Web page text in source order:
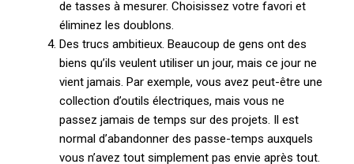
de tasses à mesurer. Choisissez votre favori et
éliminez les doublons.
Des trucs ambitieux. Beaucoup de gens ont des
biens qu’ils veulent utiliser un jour, mais ce jour ne
vient jamais. Par exemple, vous avez peut-être une
collection d’outils électriques, mais vous ne
passez jamais de temps sur des projets. Il est
normal d’abandonner des passe-temps auxquels
vous n’avez tout simplement pas envie après tout.